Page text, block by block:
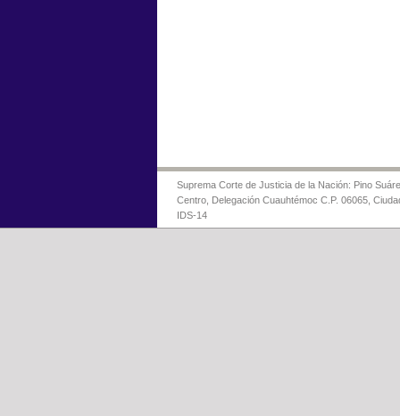
Suprema Corte de Justicia de la Nación: Pino
Centro, Delegación Cuauhtémoc C.P. 06065,
IDS-14